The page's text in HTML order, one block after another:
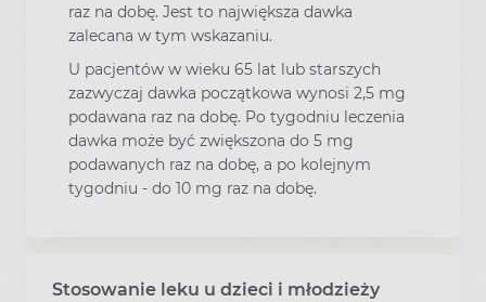
raz na dobę. Jest to największa dawka
zalecana w tym wskazaniu.
U pacjentów w wieku 65 lat lub starszych
zazwyczaj dawka początkowa wynosi 2,5 mg
podawana raz na dobę. Po tygodniu leczenia
dawka może być zwiększona do 5 mg
podawanych raz na dobę, a po kolejnym
tygodniu - do 10 mg raz na dobę.
Stosowanie leku u dzieci i młodzieży